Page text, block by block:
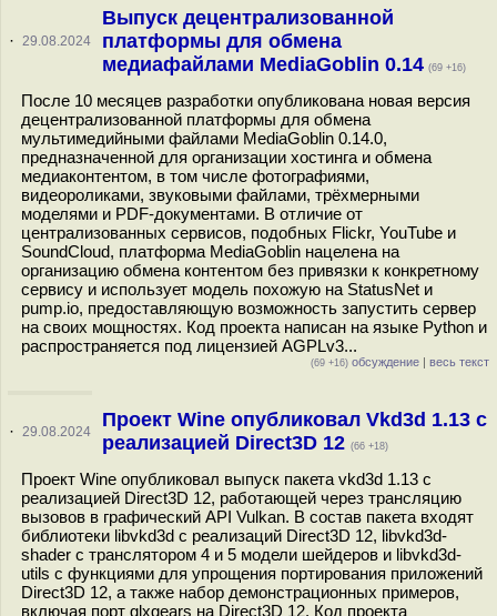
· 29.08.2024
Выпуск децентрализованной
платформы для обмена
медиафайлами MediaGoblin 0.14 (69 +16)
После 10 месяцев разработки опубликована новая версия
децентрализованной платформы для обмена
мультимедийными файлами MediaGoblin 0.14.0,
предназначенной для организации хостинга и обмена
медиаконтентом, в том числе фотографиями,
видеороликами, звуковыми файлами, трёхмерными
моделями и PDF-документами. В отличие от
централизованных сервисов, подобных Flickr, YouTube и
SoundCloud, платформа MediaGoblin нацелена на
организацию обмена контентом без привязки к конкретному
сервису и использует модель похожую на StatusNet и
pump.io, предоставляющую возможность запустить сервер
на своих мощностях. Код проекта написан на языке Python и
распространяется под лицензией AGPLv3...
(69 +16) обсуждение | весь текст
· 29.08.2024
Проект Wine опубликовал Vkd3d 1.13 с
реализацией Direct3D 12 (66 +18)
Проект Wine опубликовал выпуск пакета vkd3d 1.13 с
реализацией Direct3D 12, работающей через трансляцию
вызовов в графический API Vulkan. В состав пакета входят
библиотеки libvkd3d с реализаций Direct3D 12, libvkd3d-
shader c транслятором 4 и 5 модели шейдеров и libvkd3d-
utils с функциями для упрощения портирования приложений
Direct3D 12, а также набор демонстрационных примеров,
включая порт glxgears на Direct3D 12. Код проекта